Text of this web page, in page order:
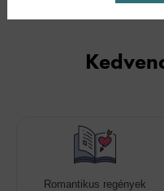
Romantikus regények